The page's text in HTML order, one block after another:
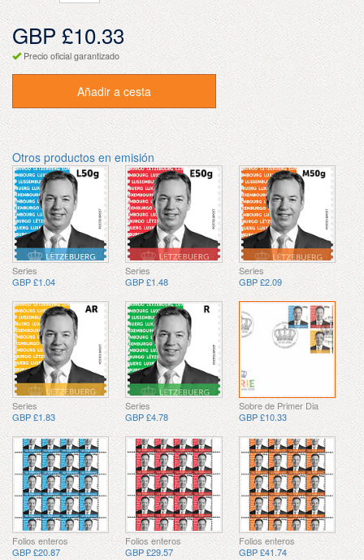
GBP £10.33
Precio oficial garantizado
Añadir a cesta
Otros productos en emisión
Series
GBP £1.04
Series
GBP £1.48
Series
GBP £2.09
Series
GBP £1.83
Series
GBP £4.78
Sobre de Primer Dia
GBP £10.33
Folios enteros
GBP £20.87
Folios enteros
GBP £29.57
Folios enteros
GBP £41.74